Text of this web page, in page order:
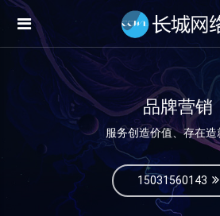
品牌营销
服务创造价值、存在造
15031560143